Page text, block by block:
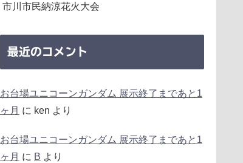
市川市民納涼花火大会
最近のコメント
お台場ユニコーンガンダム 展示終了まであと1
ヶ月 に ken より
お台場ユニコーンガンダム 展示終了まであと1
ヶ月 に B より